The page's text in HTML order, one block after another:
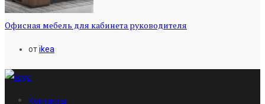
Офисная мебель для кабинета руководителя
отikea
Контакты